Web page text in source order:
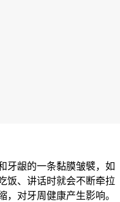
牙龈的一条黏膜皱襞，如
饭、讲话时就会不断牵拉
，对牙周健康产生影响。